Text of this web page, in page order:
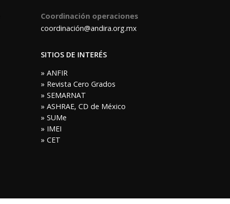
Coordinación operaciones
coordinación@andira.org.mx
SITIOS DE INTERÉS
» ANFIR
» Revista Cero Grados
» SEMARNAT
» ASHRAE, CD de México
» SUMe
» IMEI
» CET